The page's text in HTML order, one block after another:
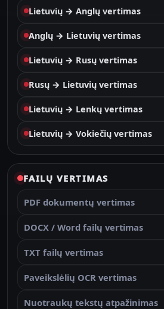
Lietuvių → Anglų vertimas
Anglų → Lietuvių vertimas
Lietuvių → Rusų vertimas
Rusų → Lietuvių vertimas
Lietuvių → Lenkų vertimas
Lietuvių → Vokiečių vertimas
FAILŲ VERTIMAS
PDF dokumentų vertimas
DOCX / Word failų vertimas
TXT failų vertimas
Paveikslėlių OCR vertimas
Nuotraukų tekstų atpažinimas